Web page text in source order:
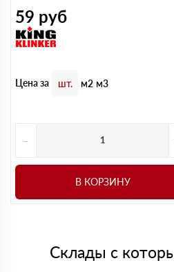
59 руб
Цена за шт. м2 м3
-
В КОРЗИНУ
Склады с